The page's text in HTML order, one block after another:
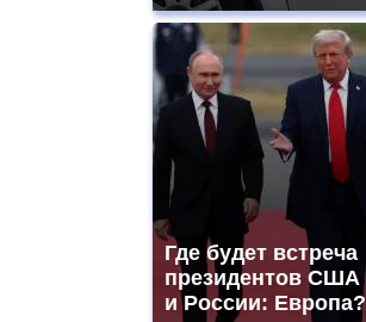
Где будет встреча
президентов США
и России: Европа?